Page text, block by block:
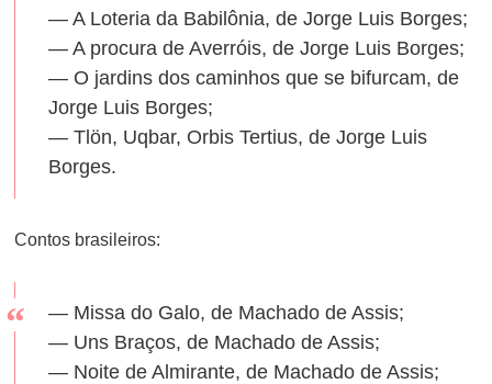
— A Loteria da Babilônia, de Jorge Luis Borges;
— A procura de Averróis, de Jorge Luis Borges;
— O jardins dos caminhos que se bifurcam, de
Jorge Luis Borges;
— Tlön, Uqbar, Orbis Tertius, de Jorge Luis
Borges.
Contos brasileiros:
— Missa do Galo, de Machado de Assis;
— Uns Braços, de Machado de Assis;
— Noite de Almirante, de Machado de Assis;